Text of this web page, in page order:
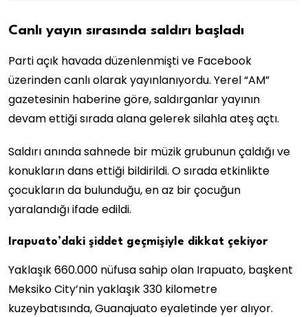
Canlı yayın sırasında saldırı başladı
Parti açık havada düzenlenmişti ve Facebook
üzerinden canlı olarak yayınlanıyordu. Yerel “AM”
gazetesinin haberine göre, saldırganlar yayının
devam ettiği sırada alana gelerek silahla ateş açtı.
Saldırı anında sahnede bir müzik grubunun çaldığı ve
konukların dans ettiği bildirildi. O sırada etkinlikte
çocukların da bulunduğu, en az bir çocuğun
yaralandığı ifade edildi.
Irapuato’daki şiddet geçmişiyle dikkat çekiyor
Yaklaşık 660.000 nüfusa sahip olan Irapuato, başkent
Meksiko City’nin yaklaşık 330 kilometre
kuzeybatısında, Guanajuato eyaletinde yer alıyor.